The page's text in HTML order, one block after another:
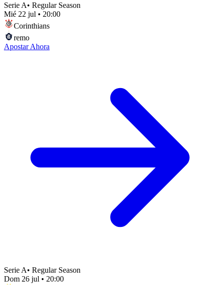
Serie A• Regular Season
Mié 22 jul • 20:00
Corinthians
remo
Apostar Ahora
Serie A• Regular Season
Dom 26 jul • 20:00